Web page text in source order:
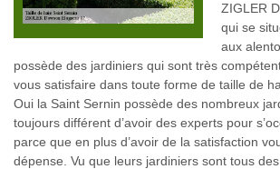
ZIGLER
qui se
aux
possède des jardiniers qui sont très
vous satisfaire dans toute forme de taille de
Oui la Saint Sernin possède des nombreux
toujours différent d’avoir des experts pour
parce que en plus d’avoir de la satisfaction
dépense. Vu que leurs jardiniers sont tous